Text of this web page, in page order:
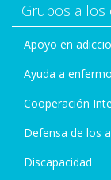
Grupos a los
Apoyo en
Ayuda a
Cooperación
Defensa de los
Discapacidad